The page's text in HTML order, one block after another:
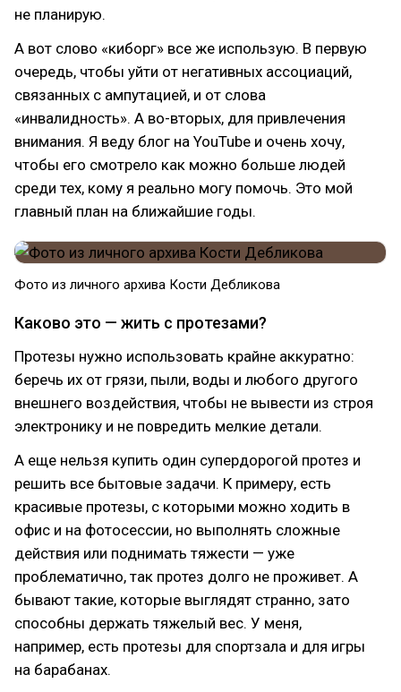
не планирую.
А вот слово «киборг» все же использую. В первую
очередь, чтобы уйти от негативных ассоциаций,
связанных с ампутацией, и от слова
«инвалидность». А во-вторых, для привлечения
внимания. Я веду блог на YouTube и очень хочу,
чтобы его смотрело как можно больше людей
среди тех, кому я реально могу помочь. Это мой
главный план на ближайшие годы.
Фото из личного архива Кости Дебликова
Каково это — жить с протезами?
Протезы нужно использовать крайне аккуратно:
беречь их от грязи, пыли, воды и любого другого
внешнего воздействия, чтобы не вывести из строя
электронику и не повредить мелкие детали.
А еще нельзя купить один супердорогой протез и
решить все бытовые задачи. К примеру, есть
красивые протезы, с которыми можно ходить в
офис и на фотосессии, но выполнять сложные
действия или поднимать тяжести — уже
проблематично, так протез долго не проживет. А
бывают такие, которые выглядят странно, зато
способны держать тяжелый вес. У меня,
например, есть протезы для спортзала и для игры
на барабанах.